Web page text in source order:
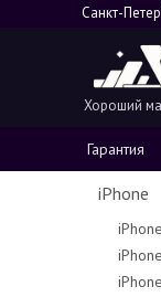
Санкт-
Хороший
Гарантия
iPhone